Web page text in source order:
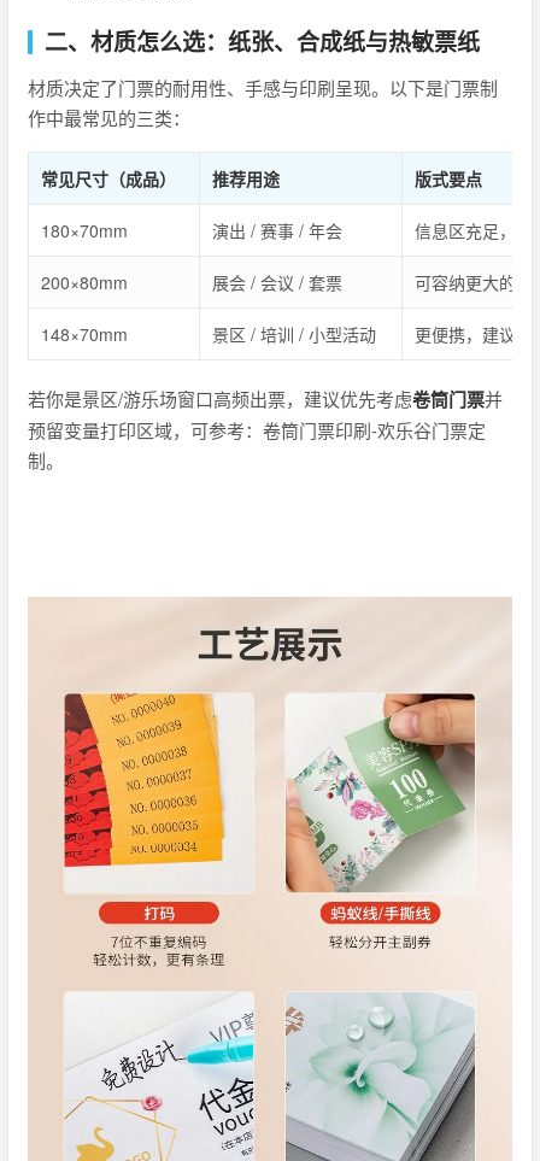
二、材质怎么选：纸张、合成纸与热敏票纸
材质决定了门票的耐用性、手感与印刷呈现。以下是门票制
作中最常见的三类：
常见尺寸（成品） 推荐用途 版式要点
180×70mm 演出 / 赛事 / 年会 信息区充足，适
200×80mm 展会 / 会议 / 套票 可容纳更大的二
148×70mm 景区 / 培训 / 小型活动 更便携，建议
若你是景区/游乐场窗口高频出票，建议优先考虑卷筒门票并
预留变量打印区域，可参考：卷筒门票印刷-欢乐谷门票定
制。